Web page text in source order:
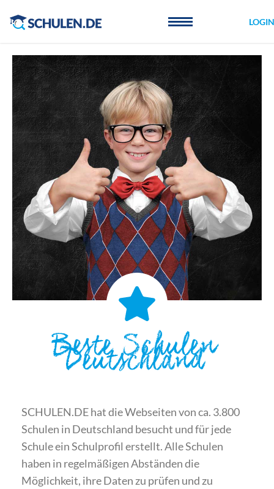
LOGIN
Beste Schulen
Deutschland
SCHULEN.DE hat die Webseiten von ca. 3.800
Schulen in Deutschland besucht und für jede
Schule ein Schulprofil erstellt. Alle Schulen
haben in regelmäßigen Abständen die
Möglichkeit, ihre Daten zu prüfen und zu